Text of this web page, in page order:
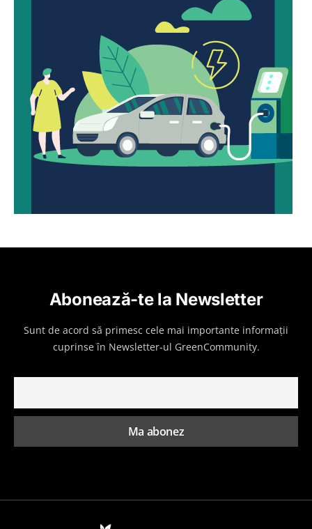
Abonează-te la Newsletter
Sunt de acord să primesc cele mai importante informații
cuprinse în Newsletter-ul GreenCommunity.